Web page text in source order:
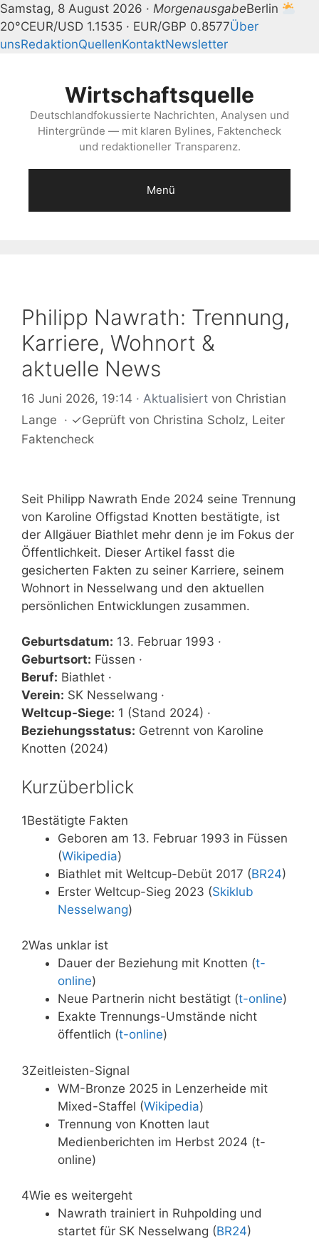
Samstag, 8 August 2026 · MorgenausgabeBerlin
20°CEUR/USD 1.1535 · EUR/GBP 0.8577Über
unsRedaktionQuellenKontaktNewsletter
Wirtschaftsquelle
Deutschlandfokussierte Nachrichten, Analysen und
Hintergründe — mit klaren Bylines, Faktencheck
und redaktioneller Transparenz.
Menü
Philipp Nawrath: Trennung,
Karriere, Wohnort &
aktuelle News
16 Juni 2026, 19:14 · Aktualisiert von Christian
Lange · ✓Geprüft von Christina Scholz, Leiter
Faktencheck
Seit Philipp Nawrath Ende 2024 seine Trennung
von Karoline Offigstad Knotten bestätigte, ist
der Allgäuer Biathlet mehr denn je im Fokus der
Öffentlichkeit. Dieser Artikel fasst die
gesicherten Fakten zu seiner Karriere, seinem
Wohnort in Nesselwang und den aktuellen
persönlichen Entwicklungen zusammen.
Geburtsdatum: 13. Februar 1993 ·
Geburtsort: Füssen ·
Beruf: Biathlet ·
Verein: SK Nesselwang ·
Weltcup-Siege: 1 (Stand 2024) ·
Beziehungsstatus: Getrennt von Karoline
Knotten (2024)
Kurzüberblick
1Bestätigte Fakten
Geboren am 13. Februar 1993 in Füssen
(Wikipedia)
Biathlet mit Weltcup-Debüt 2017 (BR24)
Erster Weltcup-Sieg 2023 (Skiklub
Nesselwang)
2Was unklar ist
Dauer der Beziehung mit Knotten (t-
online)
Neue Partnerin nicht bestätigt (t-online)
Exakte Trennungs-Umstände nicht
öffentlich (t-online)
3Zeitleisten-Signal
WM-Bronze 2025 in Lenzerheide mit
Mixed-Staffel (Wikipedia)
Trennung von Knotten laut
Medienberichten im Herbst 2024 (t-
online)
4Wie es weitergeht
Nawrath trainiert in Ruhpolding und
startet für SK Nesselwang (BR24)